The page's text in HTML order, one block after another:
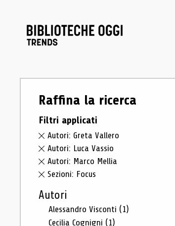
Raffina la ricerca
Filtri applicati
Autori: Greta Vallero
Autori: Luca Vassio
Autori: Marco Mellia
Sezioni: Focus
Autori
Alessandro Visconti (1)
Cecilia Cognigni (1)